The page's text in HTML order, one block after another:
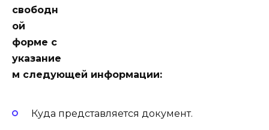
свободн
ой
форме с
указание
м следующей информации:
Куда представляется документ.